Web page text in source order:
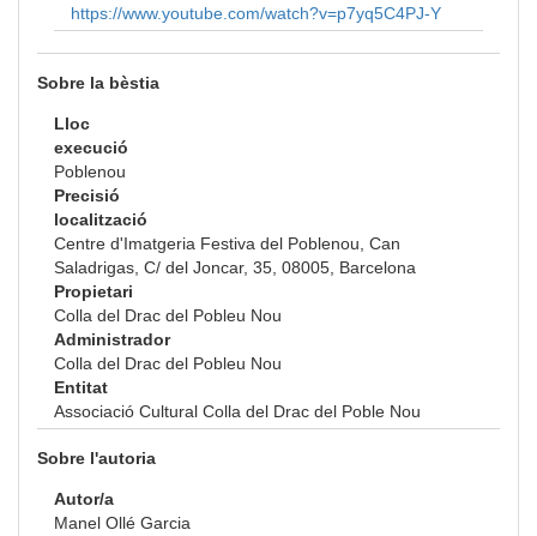
https://www.youtube.com/watch?v=p7yq5C4PJ-Y
Sobre la bèstia
Lloc
execució
Poblenou
Precisió
localització
Centre d'Imatgeria Festiva del Poblenou, Can
Saladrigas, C/ del Joncar, 35, 08005, Barcelona
Propietari
Colla del Drac del Pobleu Nou
Administrador
Colla del Drac del Pobleu Nou
Entitat
Associació Cultural Colla del Drac del Poble Nou
Sobre l'autoria
Autor/a
Manel Ollé Garcia